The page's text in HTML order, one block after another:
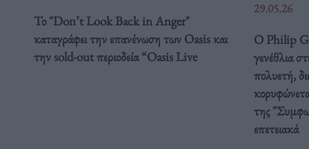
Το "Don’t Look Back in Anger"
καταγράφει την επανένωση των Oasis και
την sold-out περιοδεία “Oasis Live
29.05.26
Ο Philip
γενέθλια
πολυετή,
της
επετειακά